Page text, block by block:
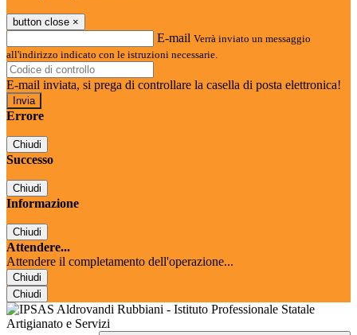
button close ×
E-mail Verrà inviato un messaggio
all'indirizzo indicato con le istruzioni necessarie.
E-mail inviata, si prega di controllare la casella di posta elettronica!
Errore
Chiudi
Successo
Chiudi
Informazione
Chiudi
Attendere...
Attendere il completamento dell'operazione...
Chiudi
Chiudi